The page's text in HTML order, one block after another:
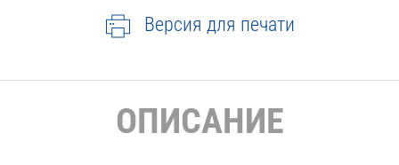
Версия для печати
ОПИСАНИЕ